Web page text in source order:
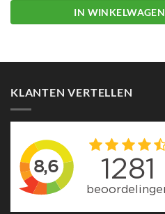
IN WINKELWAGEN
KLANTEN VERTELLEN